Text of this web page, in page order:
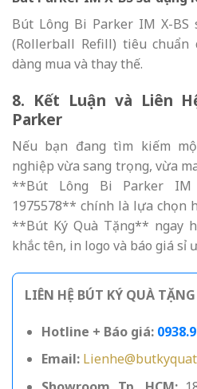
Bút Lông Bi Parker IM X-BS
(Rollerball Refill) tiêu chuẩn
dàng mua và thay thế.
8. Kết Luận và Liên
Parker
Nếu bạn đang tìm kiếm
nghiệp vừa sang trọng, vừa
**Bút Lông Bi Parker IM
1975578** chính là lựa chọn
**Bút Ký Quà Tặng** ngay
khắc tên, in logo và báo giá sỉ
LIÊN HỆ BÚT KÝ QUÀ
Hotline + Báo giá:
Email: